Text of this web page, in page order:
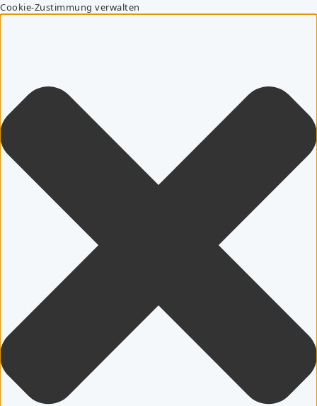
Cookie-Zustimmung verwalten